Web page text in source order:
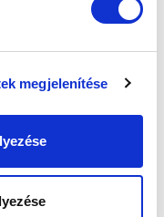
megjelenítése
NÉZETT